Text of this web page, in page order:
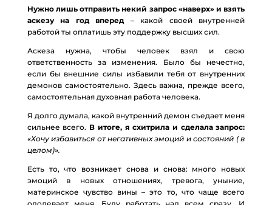
Нужно лишь отправить некий запрос «наверх» и взять
аскезу на год вперед – какой своей внутренней
работой ты оплатишь эту поддержку высших сил.
Аскеза нужна, чтобы человек взял и свою
ответственность за изменения. Было бы нечестно,
если бы внешние силы избавили тебя от внутренних
демонов самостоятельно. Здесь важна, прежде всего,
самостоятельная духовная работа человека.
Я долго думала, какой внутренний демон съедает меня
сильнее всего. В итоге, я схитрила и сделала запрос:
«Хочу избавиться от негативных эмоций и состояний ( в
целом)».
Есть то, что возникает снова и снова: много новых
эмоций в новых отношениях, тревога, уныние,
материнское чувство вины – это то, что чаще всего